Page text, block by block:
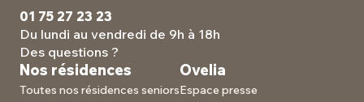
01 75 27 23 23
Du lundi au vendredi de 9h à 18h
Des questions ?
Nos résidences
Toutes nos résidences seniors
Ovelia
Espace presse